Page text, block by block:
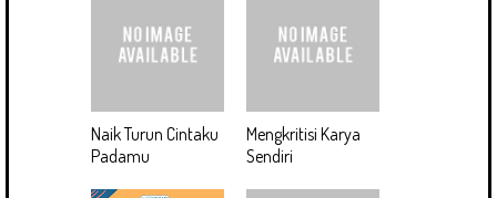
Naik Turun Cintaku
Padamu
Mengkritisi Karya
Sendiri